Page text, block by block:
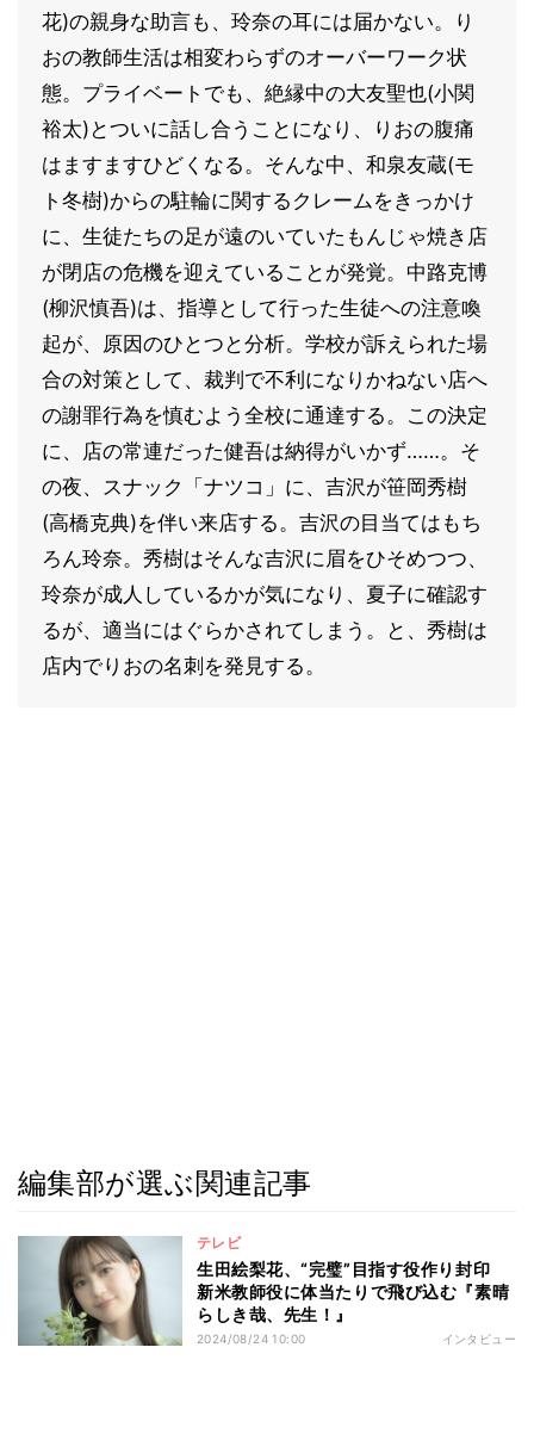
花)の親身な助言も、玲奈の耳には届かない。り
おの教師生活は相変わらずのオーバーワーク状
態。プライベートでも、絶縁中の大友聖也(小関
裕太)とついに話し合うことになり、りおの腹痛
はますますひどくなる。そんな中、和泉友蔵(モ
ト冬樹)からの駐輪に関するクレームをきっかけ
に、生徒たちの足が遠のいていたもんじゃ焼き店
が閉店の危機を迎えていることが発覚。中路克博
(柳沢慎吾)は、指導として行った生徒への注意喚
起が、原因のひとつと分析。学校が訴えられた場
合の対策として、裁判で不利になりかねない店へ
の謝罪行為を慎むよう全校に通達する。この決定
に、店の常連だった健吾は納得がいかず……。そ
の夜、スナック「ナツコ」に、吉沢が笹岡秀樹
(高橋克典)を伴い来店する。吉沢の目当てはもち
ろん玲奈。秀樹はそんな吉沢に眉をひそめつつ、
玲奈が成人しているかが気になり、夏子に確認す
るが、適当にはぐらかされてしまう。と、秀樹は
店内でりおの名刺を発見する。
編集部が選ぶ関連記事
テレビ
生田絵梨花、“完璧”目指す役作り封印
新米教師役に体当たりで飛び込む『素晴
らしき哉、先生！』
2024/08/24 10:00 インタビュー